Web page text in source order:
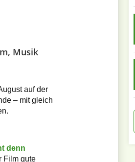
Musik
auf der
– mit gleich
denn
Film gute